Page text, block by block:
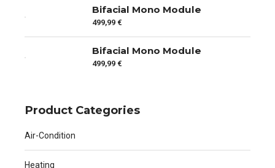
Bifacial Mono Module
499,99 €
Bifacial Mono Module
499,99 €
Product Categories
Air-Condition
Heating